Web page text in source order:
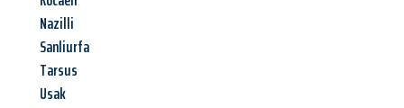
Nazilli
Sanliurfa
Tarsus
Usak